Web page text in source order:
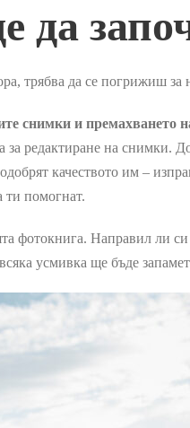
да
трябва да се погрижиш за
снимки и премахването
редактиране на снимки.
качеството им –
помогнат.
фотокнига. Направил ли
усмивка ще бъде